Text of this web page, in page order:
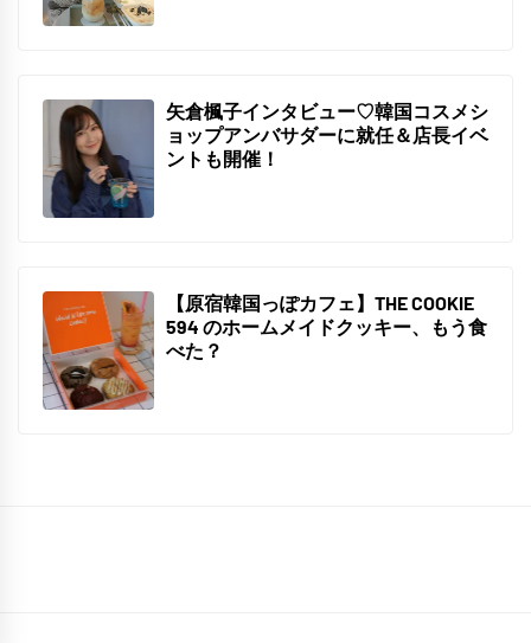
月
31
矢倉楓子インタビュー♡韓国コスメシ
ョップアンバサダーに就任＆店長イベ
ントも開催！
月
3
【原宿韓国っぽカフェ】THE COOKIE
594 のホームメイドクッキー、もう食
べた？